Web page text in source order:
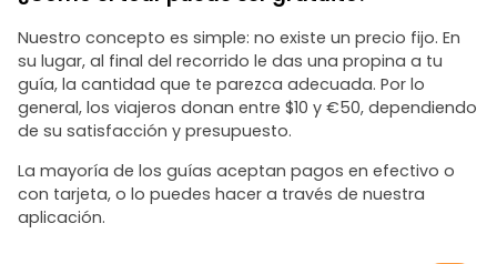
Nuestro concepto es simple: no existe un precio fijo. En
su lugar, al final del recorrido le das una propina a tu
guía, la cantidad que te parezca adecuada. Por lo
general, los viajeros donan entre $10 y €50, dependiendo
de su satisfacción y presupuesto.
La mayoría de los guías aceptan pagos en efectivo o
con tarjeta, o lo puedes hacer a través de nuestra
aplicación.